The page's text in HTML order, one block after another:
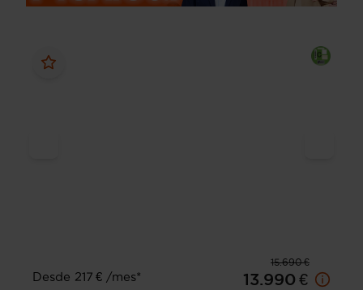
15.690 €
Desde 217 € /mes*
13.990 €